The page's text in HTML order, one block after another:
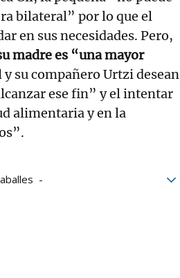
bilateral” por lo que el
en sus necesidades. Pero,
madre es “una mayor
y su compañero Urtzi desean
ese fin” y el intentar
alimentaria y en la